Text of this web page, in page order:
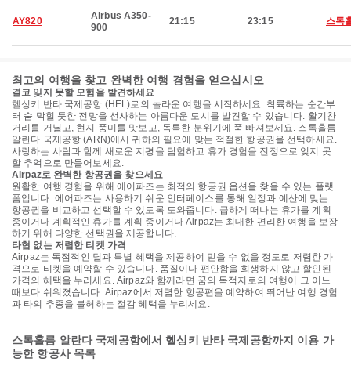
AY820
Airbus A350-
900
21:15 23:15 스톡
최고의 여행을 찾고 완벽한 여행 경험을 얻으십시오
결코 잊지 못할 모험을 발견하세요
헬싱키 반타 국제공항 (HEL)로의 놀라운 여행을 시작하세요. 착륙하는 순간부
터 숨 막힐 듯한 전망을 선사하는 아름다운 도시를 발견할 수 있습니다. 활기찬
거리를 거닐고, 현지 풍미를 맛보고, 독특한 분위기에 푹 빠져보세요. 스톡홀름
알란다 국제공항 (ARN)에서 귀하의 필요에 맞는 적절한 항공권을 선택하세요.
사랑하는 사람과 함께 새로운 지평을 탐험하고 휴가 경험을 진정으로 잊지 못
할 추억으로 만들어보세요.
Airpaz로 완벽한 항공권을 찾으세요
원활한 여행 경험을 위해 에어파즈는 최적의 항공권 옵션을 찾을 수 있는 플랫
폼입니다. 에어파즈는 사용하기 쉬운 인터페이스를 통해 일정과 예산에 맞는
항공권을 비교하고 선택할 수 있도록 도와줍니다. 급하게 떠나는 휴가를 계획
중이거나 계획적인 휴가를 계획 중이거나 Airpaz는 최대한 편리한 여행을 보장
하기 위해 다양한 선택권을 제공합니다.
타협 없는 저렴한 티켓 가격
Airpaz는 독점적인 딜과 특별 혜택을 제공하여 믿을 수 없을 정도로 저렴한 가
격으로 티켓을 예약할 수 있습니다. 품질이나 편안함을 희생하지 않고 할인된
가격의 혜택을 누리세요. Airpaz와 함께라면 꿈의 목적지로의 여행이 그 어느
때보다 쉬워졌습니다. Airpaz에서 저렴한 항공편을 예약하여 뛰어난 여행 경험
과 타의 추종을 불허하는 절감 혜택을 누리세요.
스톡홀름 알란다 국제공항에서 헬싱키 반타 국제공항까지 이용 가
능한 항공사 목록